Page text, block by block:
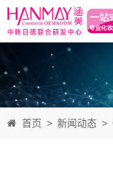
首页 > 新闻动态 >